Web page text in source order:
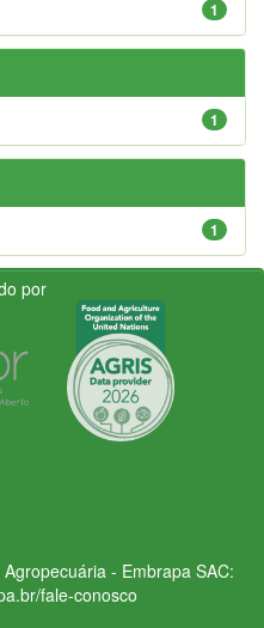
1
1
1
por
- Embrapa SAC:
fale-conosco